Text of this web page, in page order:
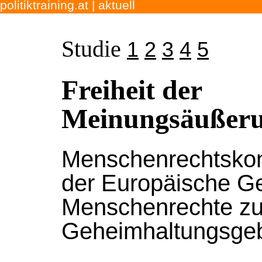
politiktraining.at | aktuell
Studie 1 2 3 4 5
Freiheit der
der Europäische
Menschenrechte